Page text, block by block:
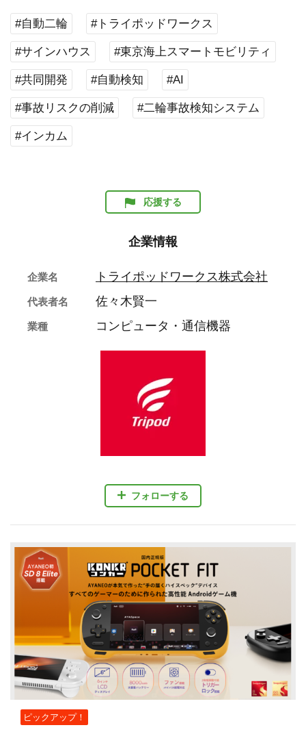
#自動二輪 #トライポッドワークス
#サインハウス #東京海上スマートモビリティ
#共同開発 #自動検知 #AI
#事故リスクの削減 #二輪事故検知システム
#インカム
応援する
企業情報
フォローする
企業名 トライポッドワークス株式会社
代表者名 佐々木賢一
業種 コンピュータ・通信機器
ピックアップ！